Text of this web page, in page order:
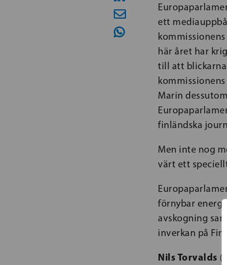
ett
här året har
till att blickarna
Marin
finländska
Men inte nog
värt ett
förnybar
avskogning
inverkan på
Nils Torvalds